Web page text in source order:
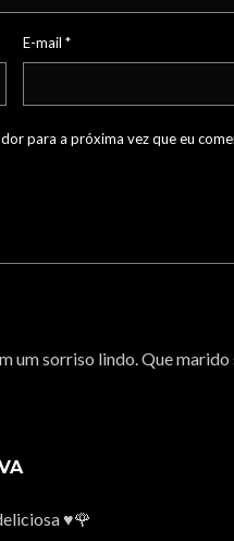
E-mail*
para a próxima vez que eu
um sorriso lindo. Que
♥️🌹